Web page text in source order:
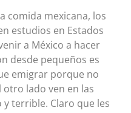
comida mexicana, los
estudios en Estados
a México a hacer
desde pequeños es
emigrar porque no
lado ven en las
terrible. Claro que les